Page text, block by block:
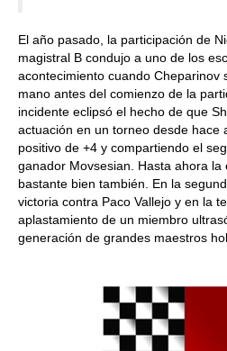
El año pasado, la participación de
magistral B condujo a uno de los
acontecimiento cuando Cheparinov
mano antes del comienzo de la
incidente eclipsó el hecho de que
actuación en un torneo desde hace
positivo de +4 y compartiendo el
ganador Movsesian. Hasta ahora la
bastante bien también. En la
victoria contra Paco Vallejo y en la
aplastamiento de un miembro
generación de grandes maestros